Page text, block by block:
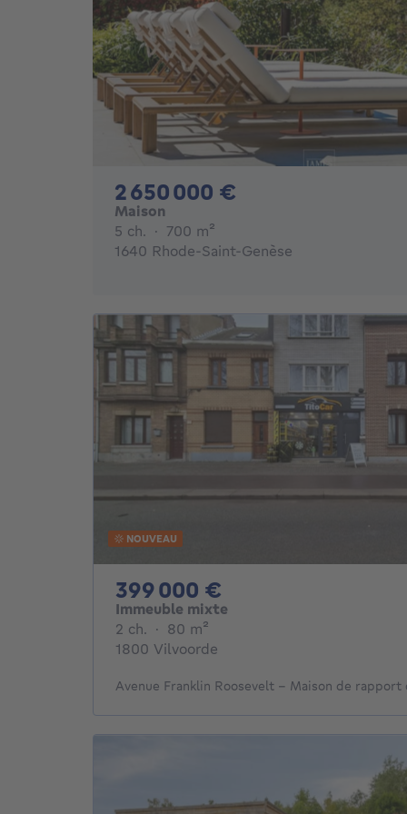
2 650 000 €
Maison
5 ch. 5 chambres
· 700 m²
1640 Rhode-Saint-Genèse
NOUVEAU
399 000 €
Immeuble mixte
2 ch. 2 chambres
· 80 m²
1800 Vilvoorde
Avenue Franklin Roosevelt - Maison de rapport